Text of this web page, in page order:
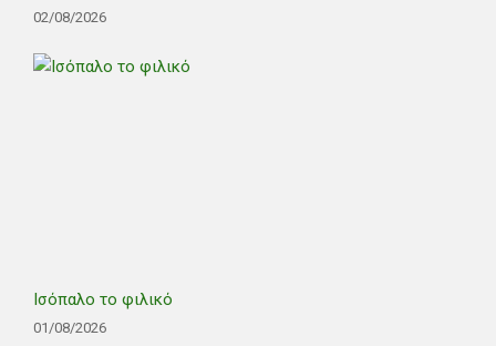
02/08/2026
Ισόπαλο το φιλικό
01/08/2026